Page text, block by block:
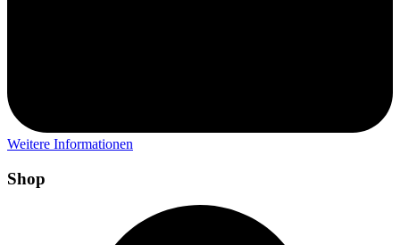
Weitere Informationen
Shop